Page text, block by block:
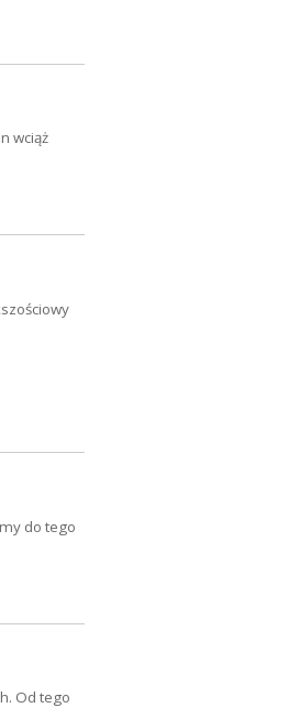
wciąż
do tego
Od tego